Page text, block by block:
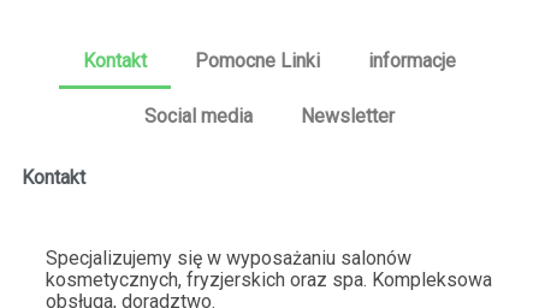
Kontakt Pomocne Linki informacje
Social media Newsletter
Kontakt
Specjalizujemy się w wyposażaniu salonów
kosmetycznych, fryzjerskich oraz spa. Kompleksowa
obsługa, doradztwo.